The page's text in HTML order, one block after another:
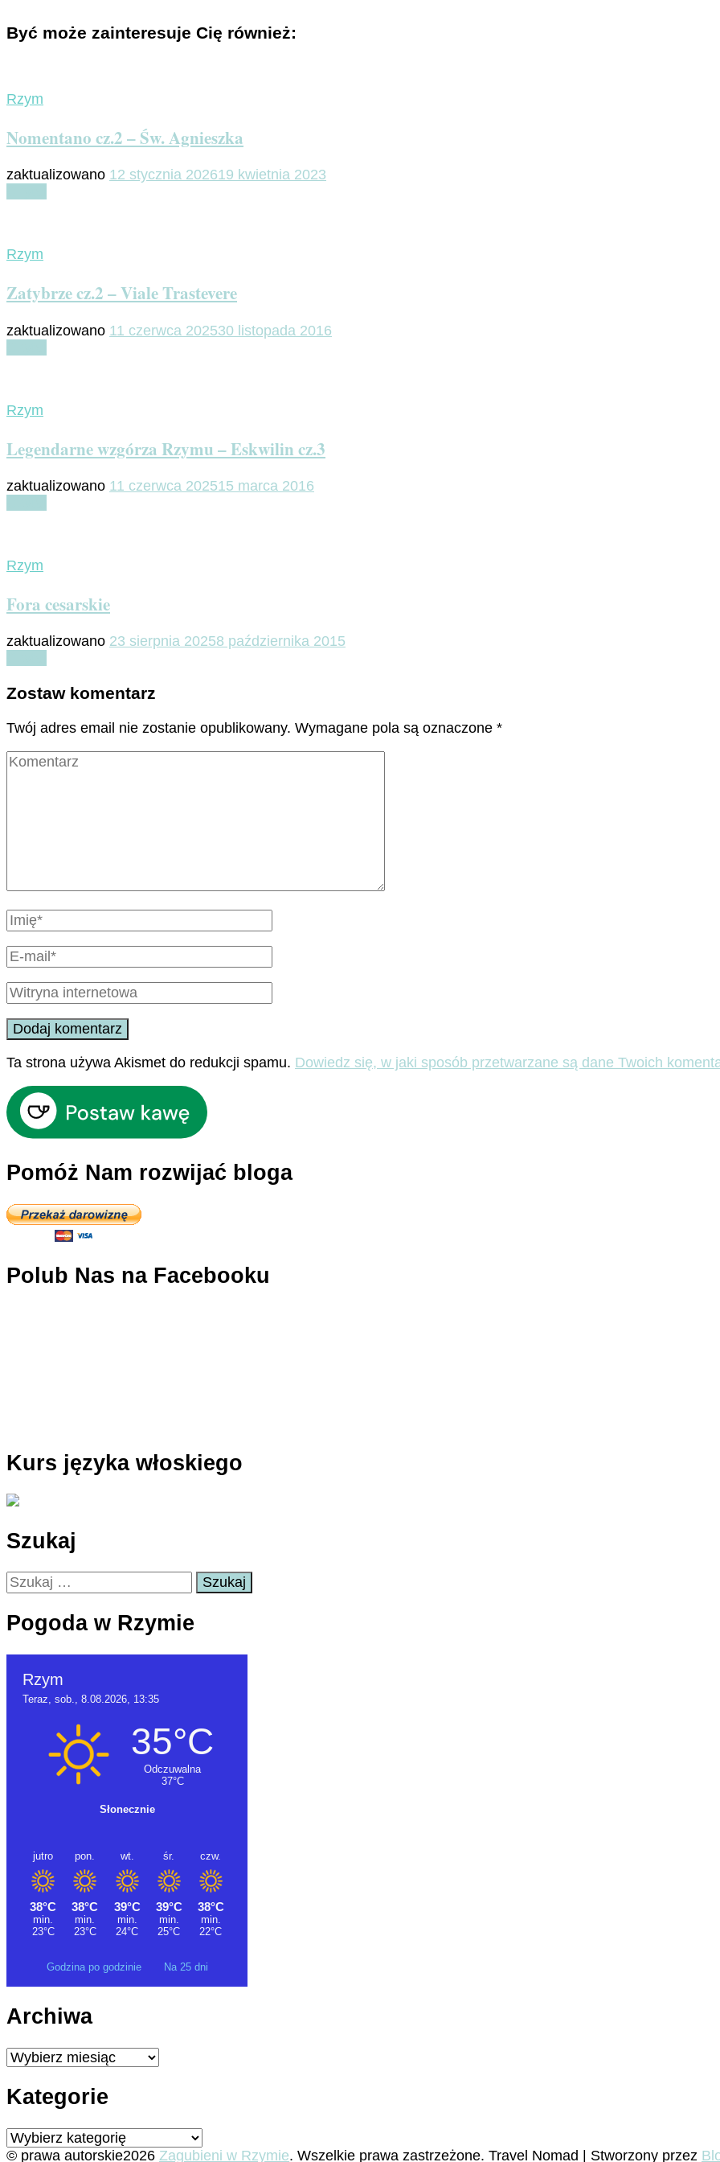
Być może zainteresuje Cię również:
Rzym
Nomentano cz.2 – Św. Agnieszka
zaktualizowano 12 stycznia 202619 kwietnia 2023
Rzym
Zatybrze cz.2 – Viale Trastevere
zaktualizowano 11 czerwca 202530 listopada 2016
Rzym
Legendarne wzgórza Rzymu – Eskwilin cz.3
zaktualizowano 11 czerwca 202515 marca 2016
Rzym
Fora cesarskie
zaktualizowano 23 sierpnia 20258 października 2015
Zostaw komentarz
Twój adres email nie zostanie opublikowany. Wymagane pola są oznaczone *
Ta strona używa Akismet do redukcji spamu. Dowiedz się, w jaki sposób przetwarzane są dane Twoich
Pomóż Nam rozwijać bloga
Polub Nas na Facebooku
Kurs języka włoskiego
Szukaj
Szukaj:
Pogoda w Rzymie
Godzina po godzinie Na 25 dni
Archiwa
Archiwa
Kategorie
Kategorie
© prawa autorskie2026 Zagubieni w Rzymie. Wszelkie prawa zastrzeżone. Travel Nomad | Stworzony przez